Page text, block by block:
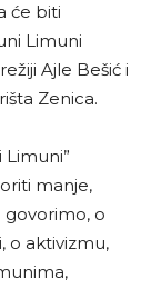
će biti
Limuni
Ajle Bešić i
Zenica.
manje,
o
o aktivizmu,